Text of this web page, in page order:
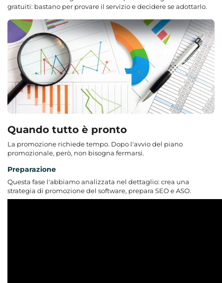
gratuiti: bastano per provare il servizio e decidere se adottarlo.
Quando tutto è pronto
La promozione richiede tempo. Dopo l'avvio del piano
promozionale, però, non bisogna fermarsi.
Preparazione
Questa fase l'abbiamo analizzata nel dettaglio: crea una
strategia di promozione del software, prepara SEO e ASO.